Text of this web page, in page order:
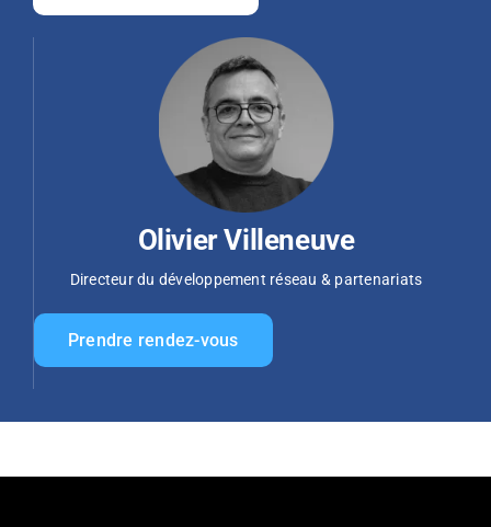
Olivier Villeneuve
Directeur du développement réseau & partenariats
Prendre rendez-vous